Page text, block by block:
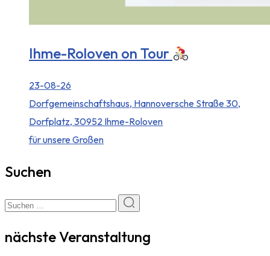
Ihme-Roloven on Tour
23-08-26
Dorfgemeinschaftshaus, Hannoversche Straße 30,
Dorfplatz, 30952 Ihme-Roloven
für unsere Großen
Suchen
nächste Veranstaltung